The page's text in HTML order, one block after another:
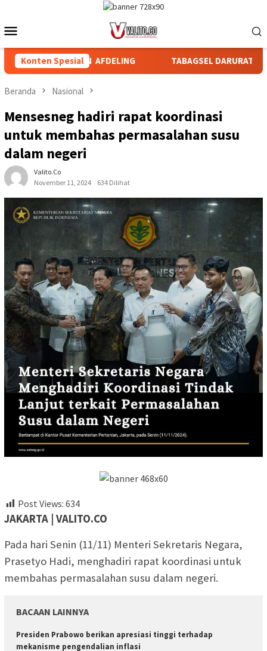
konten
Mobile
Konten Spesial
DAN AFDELING TABAGSEL DARURAT
Beranda Nasional
Mensesneg hadiri rapat koordinasi
untuk membahas permasalahan susu
dalam negeri
Valito.co
November 11, 2024
634 Dilihat
Post Views: 634
JAKARTA | VALITO.CO
Pada hari Senin (11/11) Menteri Sekretaris Negara,
Prasetyo Hadi, menghadiri rapat koordinasi untuk
membahas permasalahan susu dalam negeri.
BACAAN LAINNYA
Presiden Prabowo berikan apresiasi tinggi terhadap
mekanisme pengendalian inflasi